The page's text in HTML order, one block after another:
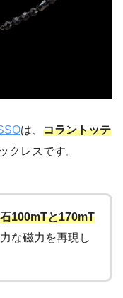
は、 コラントッテ
クレスです。
100mTと170mT
な磁力を再現し